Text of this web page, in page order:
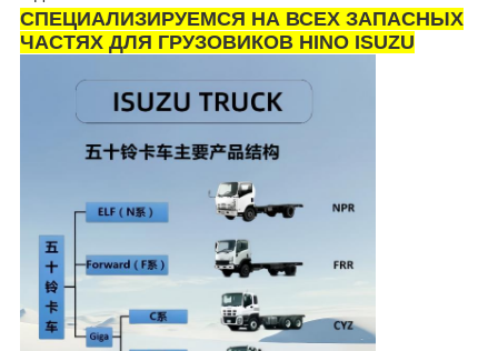
СПЕЦИАЛИЗИРУЕМСЯ НА ВСЕХ ЗАПАСНЫХ
ЧАСТЯХ ДЛЯ ГРУЗОВИКОВ HINO ISUZU